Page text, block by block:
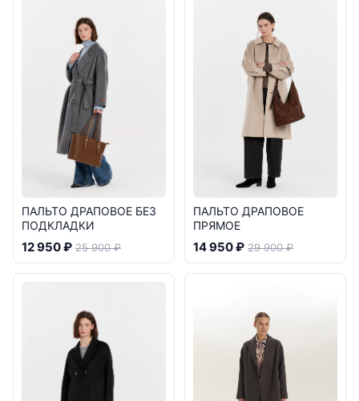
ПАЛЬТО ДРАПОВОЕ БЕЗ
ПОДКЛАДКИ
12 950 ₽ 25 900 ₽
ПАЛЬТО ДРАПОВОЕ
ПРЯМОЕ
14 950 ₽ 29 900 ₽